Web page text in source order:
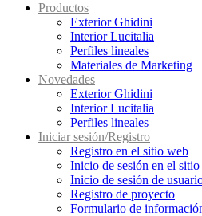
Productos
Exterior Ghidini
Interior Lucitalia
Perfiles lineales
Materiales de Marketing
Novedades
Exterior Ghidini
Interior Lucitalia
Perfiles lineales
Iniciar sesión/Registro
Registro en el sitio web
Inicio de sesión en el
Inicio de sesión de
Registro de proyecto
Formulario de